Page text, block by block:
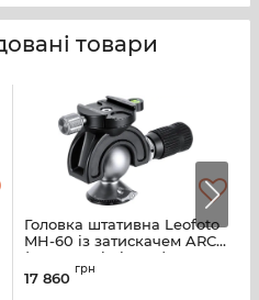
товари
Головка штативна Leofoto
MH-60 із затискачем ARCA
(з ручкою і рівнем)
17 860
грн